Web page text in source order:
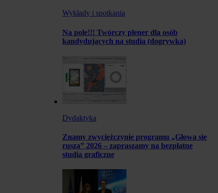
Wykłady i spotkania
Na pole!!! Twórczy plener dla osób
kandydujących na studia (dogrywka)
Dydaktyka
Znamy zwyciężczynie programu „Głowa się
rusza” 2026 – zapraszamy na bezpłatne
studia graficzne